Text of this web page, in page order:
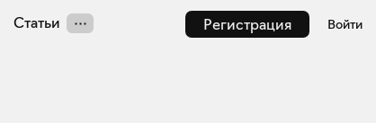
Регистрация Войти
Статьи